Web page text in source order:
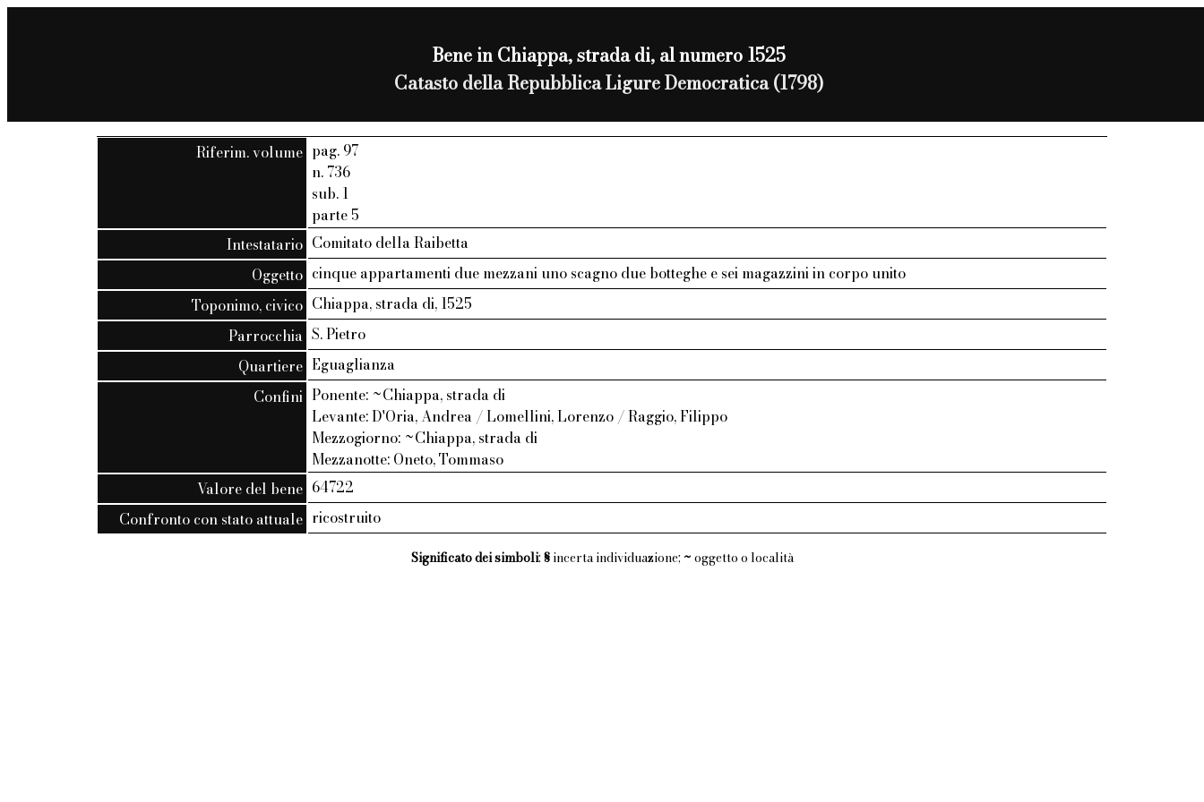
Bene in Chiappa, strada di, al numero 1525
Catasto della Repubblica Ligure Democratica (1798)
Riferim. volume pag. 97
n. 736
sub. 1
parte 5
Intestatario Comitato della Raibetta
Oggetto cinque appartamenti due mezzani uno scagno due botteghe e sei magazzini in corpo unito
Toponimo, civico Chiappa, strada di, 1525
Parrocchia S. Pietro
Quartiere Eguaglianza
Confini Ponente: ~Chiappa, strada di
Levante: D'Oria, Andrea / Lomellini, Lorenzo / Raggio, Filippo
Mezzogiorno: ~Chiappa, strada di
Mezzanotte: Oneto, Tommaso
Valore del bene 64722
Confronto con stato attuale ricostruito
Significato dei simboli: §incerta individuazione; ~ oggetto o località